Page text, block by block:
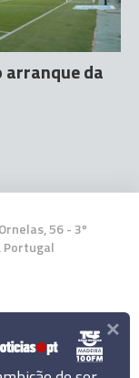
arranque da
56 - 3º
Portugal
×